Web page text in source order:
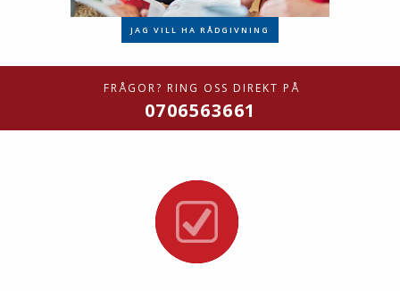
JAG VILL HA RÅDGIVNING
FRÅGOR? RING OSS DIREKT PÅ
0706563661